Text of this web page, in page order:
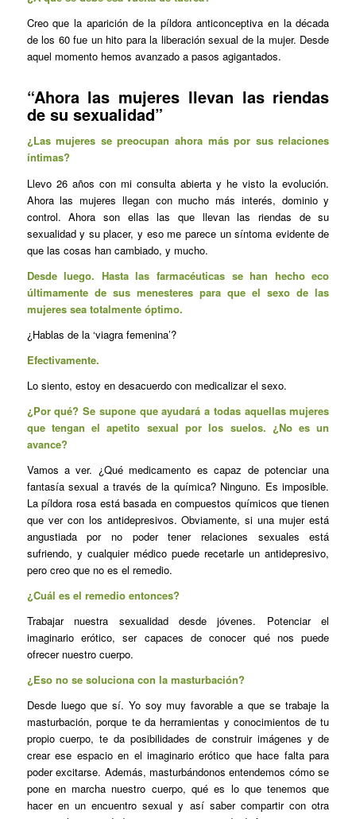
Creo que la aparición de la píldora anticonceptiva en la década
de los 60 fue un hito para la liberación sexual de la mujer. Desde
aquel momento hemos avanzado a pasos agigantados.
“Ahora las mujeres llevan las riendas
de su sexualidad”
¿Las mujeres se preocupan ahora más por sus relaciones
íntimas?
Llevo 26 años con mi consulta abierta y he visto la evolución.
Ahora las mujeres llegan con mucho más interés, dominio y
control. Ahora son ellas las que llevan las riendas de su
sexualidad y su placer, y eso me parece un síntoma evidente de
que las cosas han cambiado, y mucho.
Desde luego. Hasta las farmacéuticas se han hecho eco
últimamente de sus menesteres para que el sexo de las
mujeres sea totalmente óptimo.
¿Hablas de la ‘viagra femenina’?
Efectivamente.
Lo siento, estoy en desacuerdo con medicalizar el sexo.
¿Por qué? Se supone que ayudará a todas aquellas mujeres
que tengan el apetito sexual por los suelos. ¿No es un
avance?
Vamos a ver. ¿Qué medicamento es capaz de potenciar una
fantasía sexual a través de la química? Ninguno. Es imposible.
La píldora rosa está basada en compuestos químicos que tienen
que ver con los antidepresivos. Obviamente, si una mujer está
angustiada por no poder tener relaciones sexuales está
sufriendo, y cualquier médico puede recetarle un antidepresivo,
pero creo que no es el remedio.
¿Cuál es el remedio entonces?
Trabajar nuestra sexualidad desde jóvenes. Potenciar el
imaginario erótico, ser capaces de conocer qué nos puede
ofrecer nuestro cuerpo.
¿Eso no se soluciona con la masturbación?
Desde luego que sí. Yo soy muy favorable a que se trabaje la
masturbación, porque te da herramientas y conocimientos de tu
propio cuerpo, te da posibilidades de construir imágenes y de
crear ese espacio en el imaginario erótico que hace falta para
poder excitarse. Además, masturbándonos entendemos cómo se
pone en marcha nuestro cuerpo, qué es lo que tenemos que
hacer en un encuentro sexual y así saber compartir con otra